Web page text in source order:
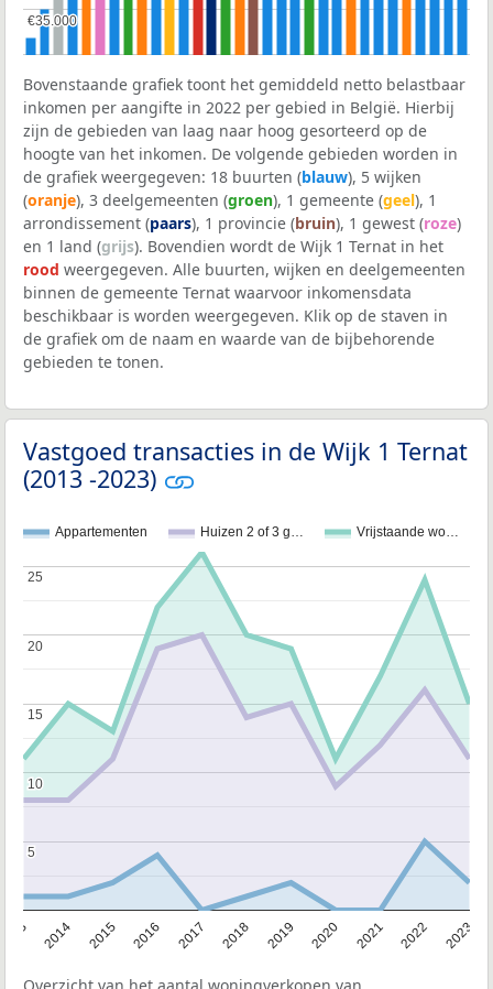
€35.000
€35.000
Bovenstaande grafiek toont het gemiddeld netto belastbaar
inkomen per aangifte in 2022 per gebied in België. Hierbij
zijn de gebieden van laag naar hoog gesorteerd op de
hoogte van het inkomen. De volgende gebieden worden in
de grafiek weergegeven: 18 buurten (blauw), 5 wijken
(oranje), 3 deelgemeenten (groen), 1 gemeente (geel), 1
arrondissement (paars), 1 provincie (bruin), 1 gewest (roze)
en 1 land (grijs). Bovendien wordt de Wijk 1 Ternat in het
rood weergegeven. Alle buurten, wijken en deelgemeenten
binnen de gemeente Ternat waarvoor inkomensdata
beschikbaar is worden weergegeven. Klik op de staven in
de grafiek om de naam en waarde van de bijbehorende
gebieden te tonen.
Vastgoed transacties in de Wijk 1 Ternat
(2013 -2023)
Appartementen Huizen 2 of 3 g… Vrijstaande wo…
2014 2015 2016 2017 2018 2019 2020 2021 2022 2023
5
5
10
10
15
15
20
20
25
25